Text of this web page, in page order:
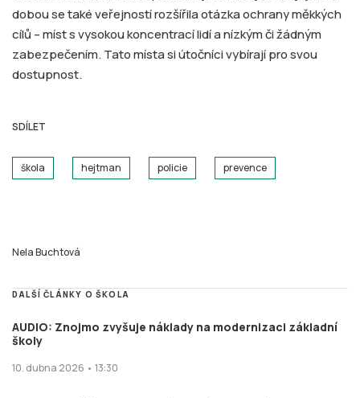
dobou se také veřejností rozšířila otázka ochrany měkkých
cílů – míst s vysokou koncentrací lidí a nízkým či žádným
zabezpečením. Tato místa si útočníci vybírají pro svou
dostupnost.
SDÍLET
škola hejtman policie prevence
Nela Buchtová
DALŠÍ ČLÁNKY O ŠKOLA
AUDIO: Znojmo zvyšuje náklady na modernizaci základní
školy
10. dubna 2026 • 13:30